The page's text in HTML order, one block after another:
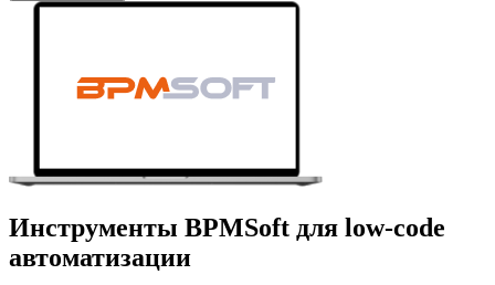
Инструменты BPMSoft для low-code
автоматизации